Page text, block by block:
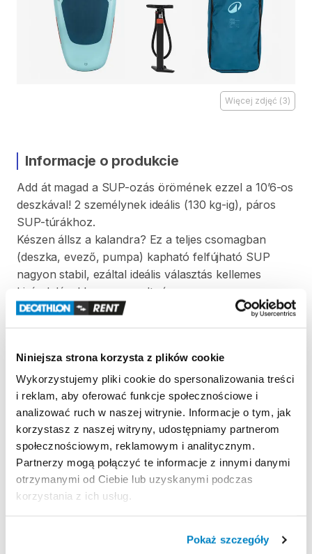
Niniejsza strona korzysta z plików cookie
Wykorzystujemy pliki cookie do spersonalizowania treści
i reklam, aby oferować funkcje społecznościowe i
analizować ruch w naszej witrynie. Informacje o tym, jak
korzystasz z naszej witryny, udostępniamy partnerom
społecznościowym, reklamowym i analitycznym.
Partnerzy mogą połączyć te informacje z innymi danymi
otrzymanymi od Ciebie lub uzyskanymi podczas
korzystania z ich usług.
Pokaż szczegóły
Więcej zdjęć (3)
Informacje o produkcie
Add át magad a SUP-ozás örömének ezzel a 10’6-os
deszkával! 2 személynek ideális (130 kg-ig)​,​ páros
SUP-túrákhoz.
Készen állsz a kalandra? Ez a teljes csomagban
(deszka​,​ evező​,​ pumpa) kapható felfújható SUP
nagyon stabil​,​ ezáltal ideális választás kellemes
kirándulásokhoz
nyugodt vízen.
Zasady wypożyczenia
REGULAMIN
Regulamin wypożyczalni